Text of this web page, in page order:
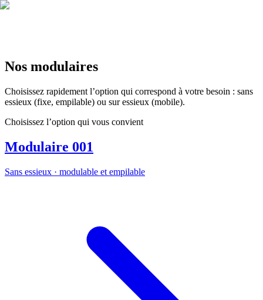
EN
Nos modulaires
Choisissez rapidement l’option qui correspond à votre besoin : sans
essieux (fixe, empilable) ou sur essieux (mobile).
Choisissez l’option qui vous convient
Modulaire 001
Sans essieux · modulable et empilable